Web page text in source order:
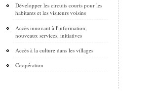
Développer les circuits courts pour les
habitants et les visiteurs voisins
Accès innovant à l'information,
nouveaux services, initiatives
Accès à la culture dans les villages
Coopération